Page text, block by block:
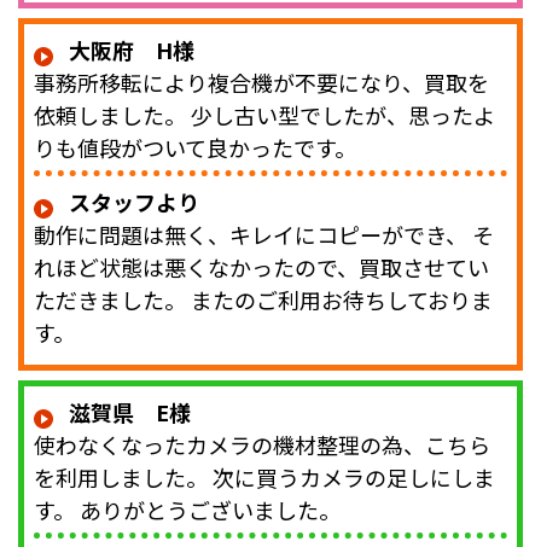
大阪府 H様
事務所移転により複合機が不要になり、買取を
依頼しました。 少し古い型でしたが、思ったよ
りも値段がついて良かったです。
スタッフより
動作に問題は無く、キレイにコピーができ、 そ
れほど状態は悪くなかったので、買取させてい
ただきました。 またのご利用お待ちしておりま
す。
滋賀県 E様
使わなくなったカメラの機材整理の為、こちら
を利用しました。 次に買うカメラの足しにしま
す。 ありがとうございました。